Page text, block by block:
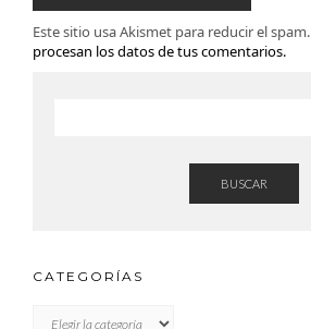
Este sitio usa Akismet para reducir el spam.
procesan los datos de tus comentarios.
BUSCAR
CATEGORÍAS